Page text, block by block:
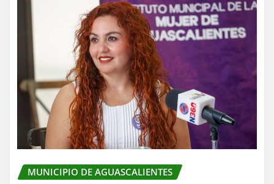
MUNICIPIO DE AGUASCALIENTES